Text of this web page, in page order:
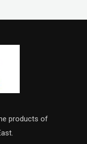
products of